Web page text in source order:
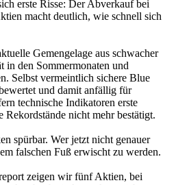
erste Risse: Der Abverkauf bei
macht deutlich, wie schnell sich
Gemengelage aus schwacher
in den Sommermonaten und
Selbst vermeintlich sichere Blue
und damit anfällig für
technische Indikatoren erste
Rekordstände nicht mehr bestätigt.
spürbar. Wer jetzt nicht genauer
falschen Fuß erwischt zu werden.
zeigen wir fünf Aktien, bei